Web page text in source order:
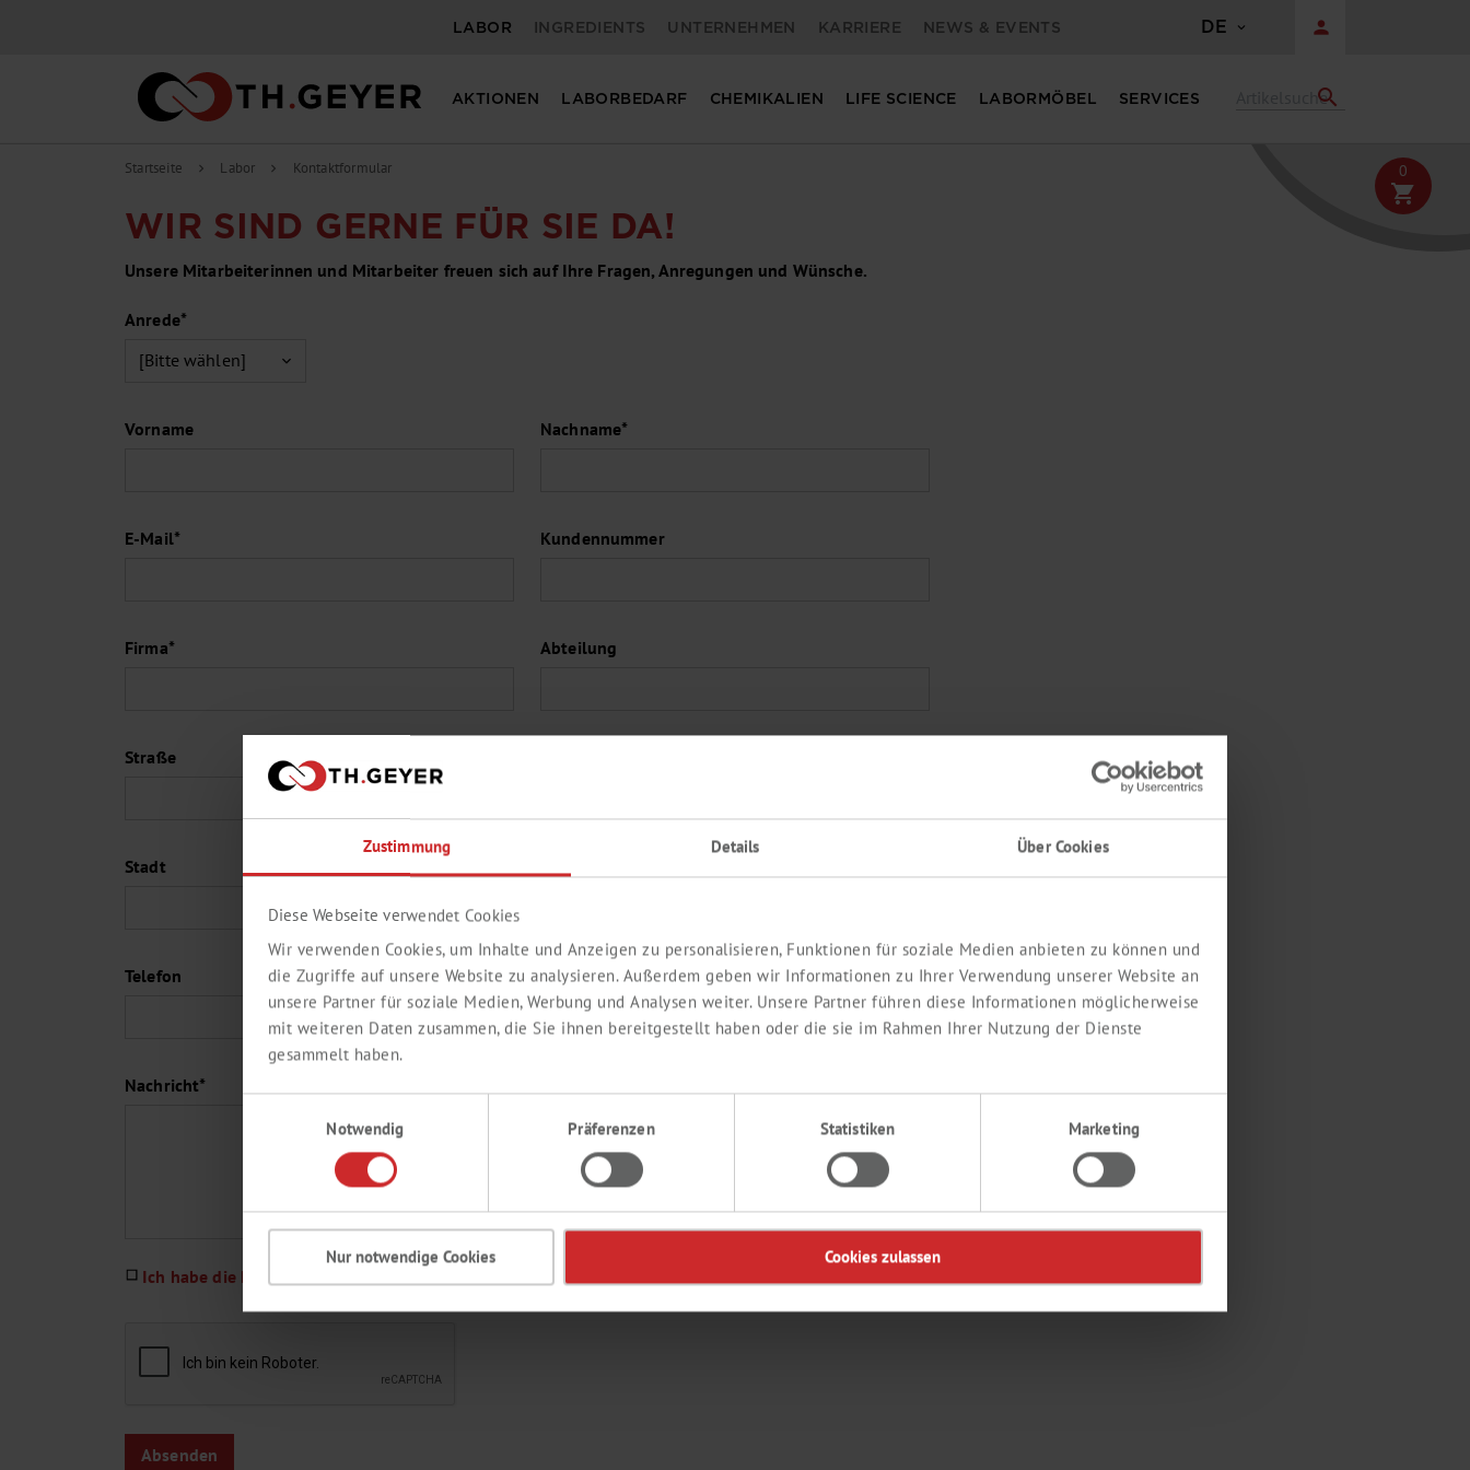
Zustimmung Details Über Cookies
Diese Webseite verwendet Cookies
Wir verwenden Cookies, um Inhalte und Anzeigen zu personalisieren, Funktionen für soziale Medien anbieten zu können und
die Zugriffe auf unsere Website zu analysieren. Außerdem geben wir Informationen zu Ihrer Verwendung unserer Website an
unsere Partner für soziale Medien, Werbung und Analysen weiter. Unsere Partner führen diese Informationen möglicherweise
mit weiteren Daten zusammen, die Sie ihnen bereitgestellt haben oder die sie im Rahmen Ihrer Nutzung der Dienste
gesammelt haben.
Notwendig
Präferenzen Statistiken Marketing
Nur notwendige Cookies Cookies zulassen
LABOR INGREDIENTS UNTERNEHMEN KARRIERE NEWS & EVENTS DE person
AKTIONEN LABORBEDARF CHEMIKALIEN LIFE SCIENCE LABORMÖBEL SERVICES search
0
shopping_cart
Startseite chevron_right Labor chevron_right Kontaktformular
WIR SIND GERNE FÜR SIE DA!
Unsere Mitarbeiterinnen und Mitarbeiter freuen sich auf Ihre Fragen, Anregungen und Wünsche.
Anrede*
Vorname Nachname*
E-Mail* Kundennummer
Firma* Abteilung
Straße
Stadt
Telefon
Nachricht*
Ich habe die Datenschutzerklärung gelesen und akzeptiere sie hiermit*